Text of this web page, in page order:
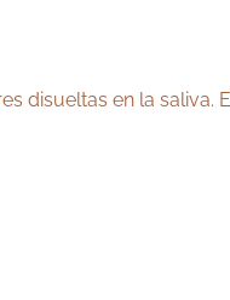
disueltas en la saliva.